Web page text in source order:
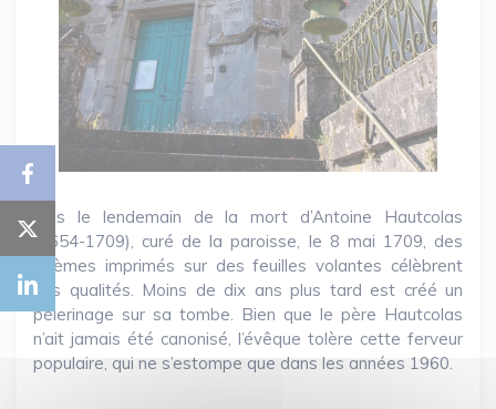
Dès le lendemain de la mort d’Antoine Hautcolas
(1654-1709), curé de la paroisse, le 8 mai 1709, des
poèmes imprimés sur des feuilles volantes célèbrent
ses qualités. Moins de dix ans plus tard est créé un
pèlerinage sur sa tombe. Bien que le père Hautcolas
n’ait jamais été canonisé, l’évêque tolère cette ferveur
populaire, qui ne s’estompe que dans les années 1960.